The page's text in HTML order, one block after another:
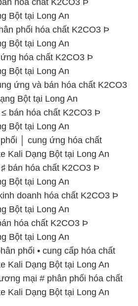
Bột tại Long An
phối hóa chất K2CO3 Þ
Bột tại Long An
hóa chất K2CO3 Þ
Bột tại Long An
ứng và bán hóa chất K2CO3
Bột tại Long An
bán hóa chất K2CO3 Þ
Bột tại Long An
│ cung ứng hóa chất
Kali Dạng Bột tại Long An
bán hóa chất K2CO3 Þ
Bột tại Long An
doanh hóa chất K2CO3 Þ
Bột tại Long An
hóa chất K2CO3 Þ
Bột tại Long An
phối • cung cấp hóa chất
Kali Dạng Bột tại Long An
mại # phân phối hóa chất
Kali Dạng Bột tại Long An